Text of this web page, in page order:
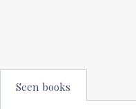
Seen books